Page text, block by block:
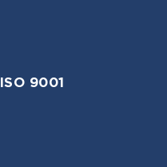
9001